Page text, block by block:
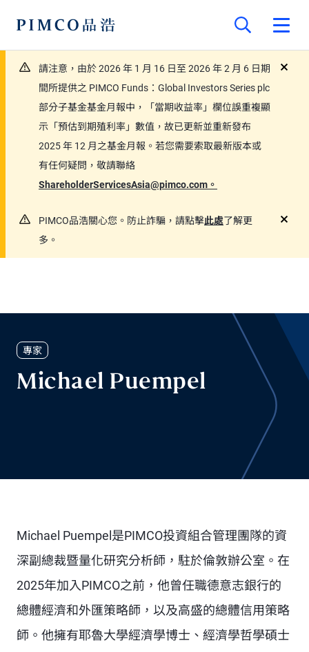
請注意，由於 2026 年 1 月 16 日至 2026 年 2 月 6 日期
間所提供之 PIMCO Funds：Global Investors Series plc
部分子基金基金月報中，「當期收益率」欄位誤重複顯
示「預估到期殖利率」數值，故已更新並重新發布
2025 年 12 月之基金月報。若您需要索取最新版本或
有任何疑問，敬請聯絡
ShareholderServicesAsia@pimco.com。
PIMCO品浩關心您。防止詐騙，請點擊此處了解更
多。
專家
Michael Puempel
Michael Puempel是PIMCO投資組合管理團隊的資
深副總裁暨量化研究分析師，駐於倫敦辦公室。在
2025年加入PIMCO之前，他曾任職德意志銀行的
總體經濟和外匯策略師，以及高盛的總體信用策略
師。他擁有耶魯大學經濟學博士、經濟學哲學碩士